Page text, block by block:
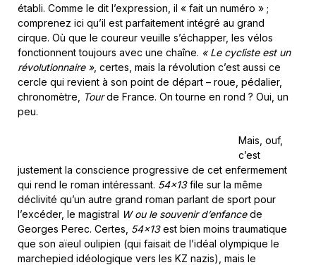
établi. Comme le dit l’expression, il « fait un numéro » ;
comprenez ici qu’il est parfaitement intégré au grand
cirque. Où que le coureur veuille s’échapper, les vélos
fonctionnent toujours avec une chaîne. « Le cycliste est un
révolutionnaire », certes, mais la révolution c’est aussi ce
cercle qui revient à son point de départ – roue, pédalier,
chronomètre,
Tourde France. On tourne en rond ? Oui, un
peu.
Mais, ouf,
c’est
justement la conscience progressive de cet enfermement
qui rend le roman intéressant. 54×13file sur la même
déclivité qu’un autre grand roman parlant de sport pour
l’excéder, le magistral W ou le souvenir d’enfancede
Georges Perec. Certes, 54×13est bien moins traumatique
que son aïeul oulipien (qui faisait de l’idéal olympique le
marchepied idéologique vers les KZ nazis), mais le